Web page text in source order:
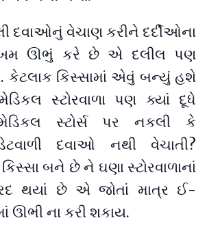
દવાઓનું વેચાણ કરીને દર્દીઓના
ઊભું કરે છે એ દલીલ પણ
કેટલાક કિસ્સામાં એવું બન્યું હશે
સ્ટોરવાળા પણ ક્યાં દૂધે
સ્ટોર્સ પર નકલી કે
દવાઓ નથી વેચાતી?
બને છે ને ઘણા સ્ટોરવાળાનાં
થયાં છે એ જોતાં માત્ર ઈ-
ઊભી ના કરી શકાય.